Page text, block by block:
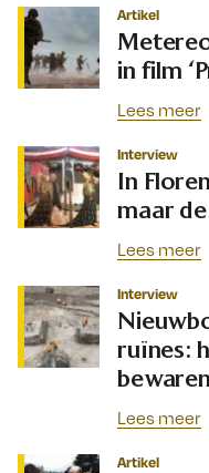
Artikel
in film
Lees meer
Interview
In
maar
Lees meer
Interview
ruïnes:
Lees meer
Artikel